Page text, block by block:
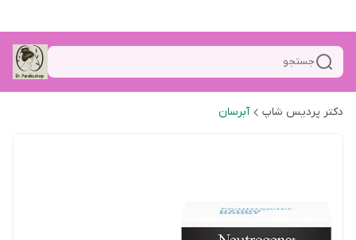
جستجو
دکتر پردیس شاپ آبرسان